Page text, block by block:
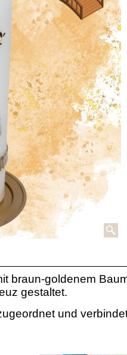
braun-goldenem
gestaltet.
und